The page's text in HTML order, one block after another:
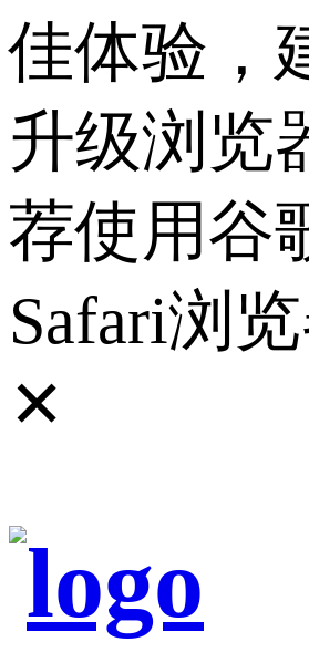
佳体验，
升级浏览
荐使用谷
Safari浏览
✕